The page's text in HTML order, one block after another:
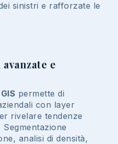
sinistri e rafforzate le
e
permette di
con layer
rivelare tendenze
analisi di densità,